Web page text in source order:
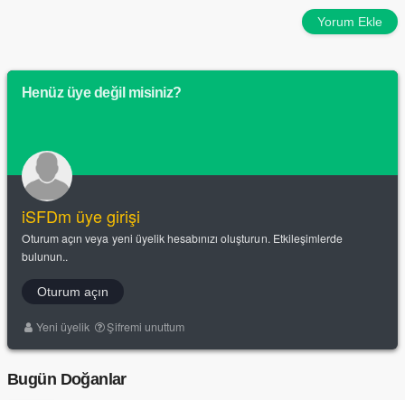
Yorum Ekle
Henüz üye değil misiniz?
iSFDm üye girişi
Oturum açın veya yeni üyelik hesabınızı oluşturun. Etkileşimlerde
bulunun..
Oturum açın
Yeni üyelik Şifremi unuttum
Bugün Doğanlar